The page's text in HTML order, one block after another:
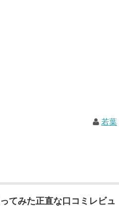
若葉
てみた正直な口コミレビュ